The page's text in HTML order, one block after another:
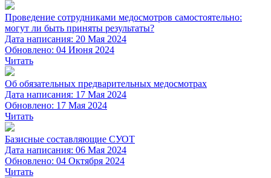
Проведение сотрудниками медосмотров самостоятельно:
могут ли быть приняты результаты?
Дата написания: 20 Мая 2024
Обновлено: 04 Июня 2024
Читать
Об обязательных предварительных медосмотрах
Дата написания: 17 Мая 2024
Обновлено: 17 Мая 2024
Читать
Базисные составляющие СУОТ
Дата написания: 06 Мая 2024
Обновлено: 04 Октября 2024
Читать